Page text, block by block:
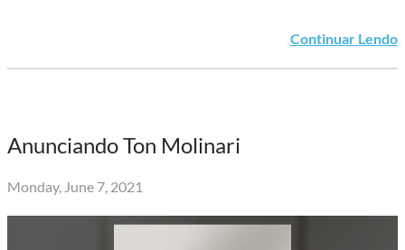
Continuar Lendo
Anunciando Ton Molinari
Monday, June 7, 2021